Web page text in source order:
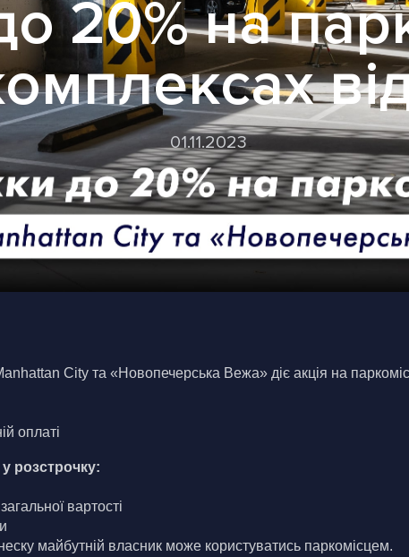
20% на
01.11.2023
City та «Новопечерська Вежа» діє акція на
оплаті
у розстрочку:
вартості
майбутній власник може користуватись паркомісцем.